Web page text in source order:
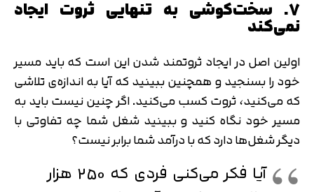
7. سخت‌کوشی به تنهایی ثروت ایجاد
نمی‌کند
اولین اصل در ایجاد ثروتمند شدن این است که باید مسیر
خود را بسنجید و همچنین ببینید که آیا به اندازه‌ی تلاشی
که می‌کنید، ثروت کسب می‌کنید. اگر چنین نیست باید به
مسیر خود نگاه کنید و ببینید شغل شما چه تفاوتی با
دیگر شغل‌ها دارد که با درآمد شما برابر نیست؟
آیا فکر می‌کنی فردی که 250 هزار
کد ارسال شده را وارد کنید
اصلاح شماره
تایید کد
00:59